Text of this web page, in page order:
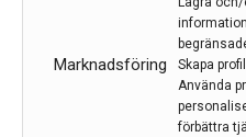
Marknadsföring
Skapa
Använda
förbättra